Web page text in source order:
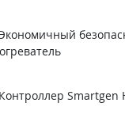
Контроллер Smartgen